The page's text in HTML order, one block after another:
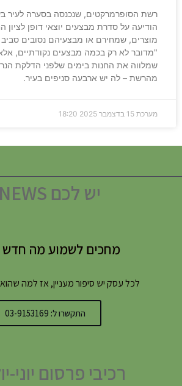
רשת הסופרמרקטים, שנכנסה בסערה לעיר
הודיעה על סדרת מבצעים יוצאי דופן
מוצרים, שמחירם או מבצעיהם נסובים
"מדובר לא רק בכמה מבצעים נקודתיים,
שמלווה את החנות בימים שלפני הדלקת
מהרשת – לה יש ארבעה סניפים בעיר.
מערכת 15 בדצמבר 2025 18:20
יש לכם NEWS?
מחכים לשמוע מה
לכל עסק יש סיפור מעניין, אז למה שהוא
התקשרו ל: 03-9153169
רכיבי פרסום יוני-